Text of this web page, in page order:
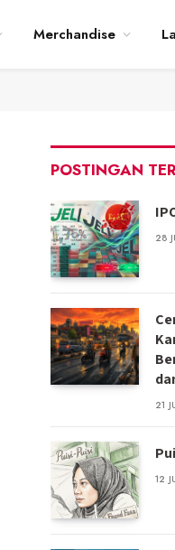
Merchandise
POSTINGAN
28
21
12